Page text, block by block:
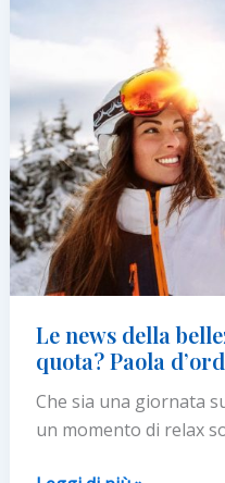
E
I
PICCOLI
INFORTUNI
Le news della
quota? Paola
Che sia una giornata
un momento di relax